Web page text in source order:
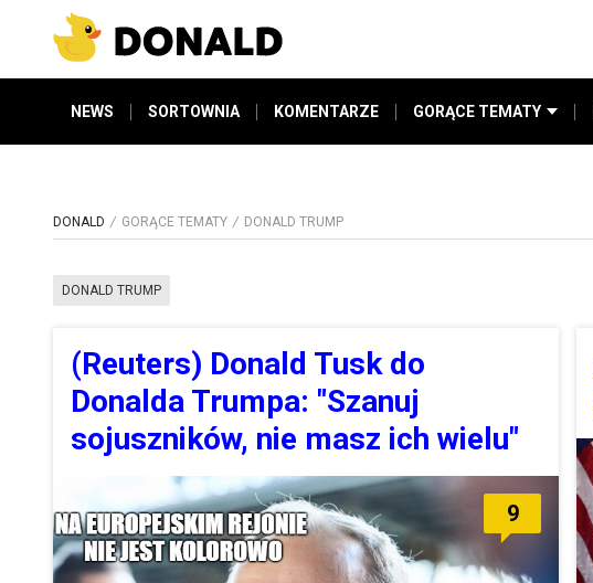
NEWS SORTOWNIA KOMENTARZE GORĄCE TEMATY
DONALD GORĄCE TEMATY DONALD TRUMP
DONALD TRUMP
(Reuters) Donald Tusk do
Donalda Trumpa: "Szanuj
sojuszników, nie masz ich wielu"
9